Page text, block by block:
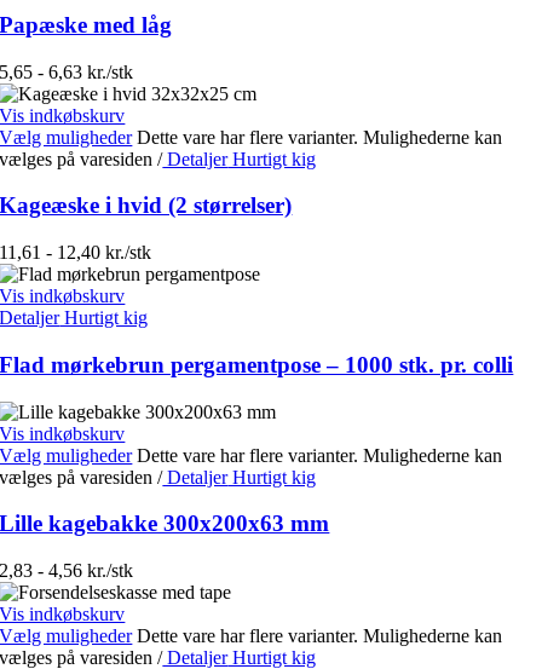
Papæske med låg
5,65 - 6,63 kr./stk
Vis indkøbskurv
Vælg muligheder Dette vare har flere varianter. Mulighederne kan
vælges på varesiden/DetaljerHurtigt kig
Kageæske i hvid (2 størrelser)
11,61 - 12,40 kr./stk
Vis indkøbskurv
DetaljerHurtigt kig
Flad mørkebrun pergamentpose – 1000 stk. pr. colli
Vis indkøbskurv
Vælg muligheder Dette vare har flere varianter. Mulighederne kan
vælges på varesiden/DetaljerHurtigt kig
Lille kagebakke 300x200x63 mm
2,83 - 4,56 kr./stk
Vis indkøbskurv
Vælg muligheder Dette vare har flere varianter. Mulighederne kan
vælges på varesiden/DetaljerHurtigt kig